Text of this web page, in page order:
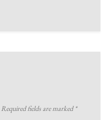
Required fields are marked*